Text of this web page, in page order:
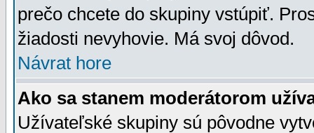
prečo chcete do skupiny vstúpiť.
žiadosti nevyhovie. Má svoj dôvod.
Návrat hore
Ako sa stanem moderátorom
Užívateľské skupiny sú pôvodne